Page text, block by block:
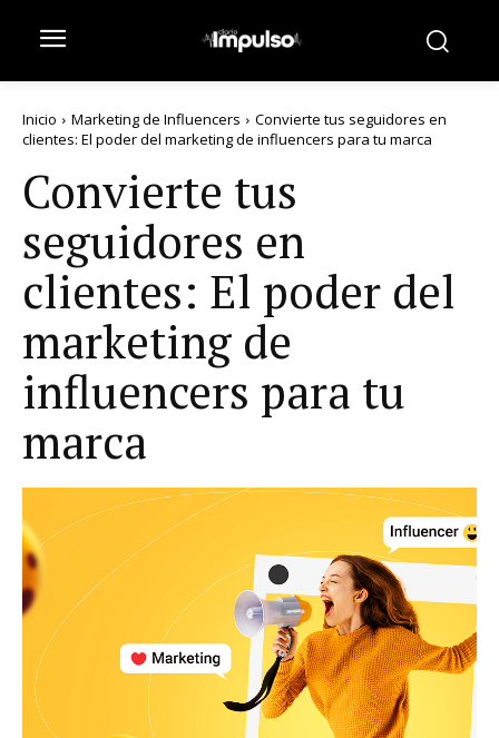
Inicio Marketing de Influencers
Convierte tus seguidores en
clientes: El poder del marketing de influencers para tu marca
Convierte tus
seguidores en
clientes: El poder del
marketing de
influencers para tu
marca